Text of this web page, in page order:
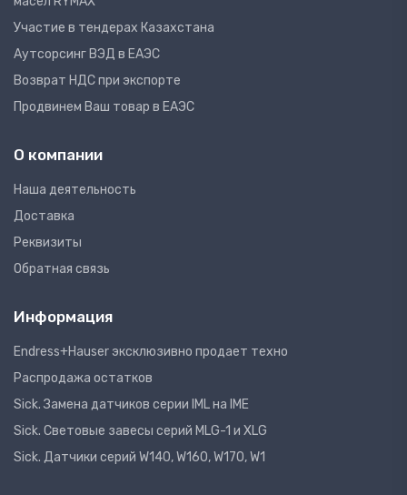
Участие в тендерах Казахстана
Аутсорсинг ВЭД в ЕАЭС
Возврат НДС при экспорте
Продвинем Ваш товар в ЕАЭС
О компании
Наша деятельность
Доставка
Реквизиты
Обратная связь
Информация
Endress+Hauser эксклюзивно продает техно
Распродажа остатков
Sick. Замена датчиков серии IML на IME
Sick. Световые завесы серий MLG-1 и XLG
Sick. Датчики серий W140, W160, W170, W1